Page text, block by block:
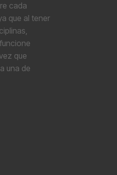
cada
que al tener
que
una de